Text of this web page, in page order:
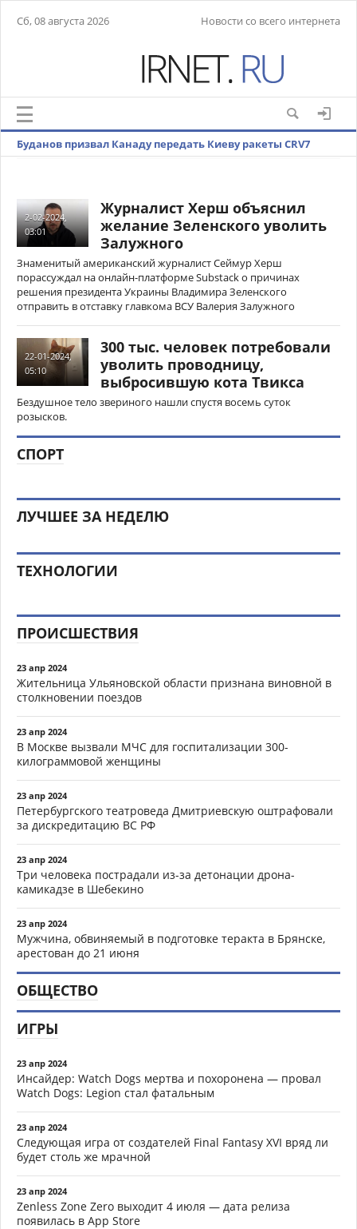
Сб, 08 августа 2026 Новости со всего интернета
Буданов призвал Канаду передать Киеву ракеты CRV7
2-02-2024,
03:01
Журналист Херш объяснил
желание Зеленского уволить
Залужного
Знаменитый американский журналист Сеймур Херш
порассуждал на онлайн-платформе Substack о причинах
решения президента Украины Владимира Зеленского
отправить в отставку главкома ВСУ Валерия Залужного
22-01-2024,
05:10
300 тыс. человек потребовали
уволить проводницу,
выбросившую кота Твикса
Бездушное тело звериного нашли спустя восемь суток
розысков.
СПОРТ
ЛУЧШЕЕ ЗА НЕДЕЛЮ
ТЕХНОЛОГИИ
ПРОИСШЕСТВИЯ
23 апр 2024
Жительница Ульяновской области признана виновной в
столкновении поездов
23 апр 2024
В Москве вызвали МЧС для госпитализации 300-
килограммовой женщины
23 апр 2024
Петербургского театроведа Дмитриевскую оштрафовали
за дискредитацию ВС РФ
23 апр 2024
Три человека пострадали из-за детонации дрона-
камикадзе в Шебекино
23 апр 2024
Мужчина, обвиняемый в подготовке теракта в Брянске,
арестован до 21 июня
ОБЩЕСТВО
ИГРЫ
23 апр 2024
Инсайдер: Watch Dogs мертва и похоронена — провал
Watch Dogs: Legion стал фатальным
23 апр 2024
Следующая игра от создателей Final Fantasy XVI вряд ли
будет столь же мрачной
23 апр 2024
Zenless Zone Zero выходит 4 июля — дата релиза
появилась в App Store